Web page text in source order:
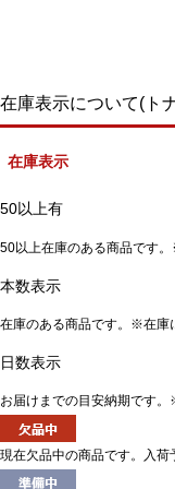
在庫表示について(ト
在庫表示
50以上有
50以上在庫のある商品です
本数表示
在庫のある商品です。※在庫
日数表示
お届けまでの目安納期です
現在欠品中の商品です。入荷